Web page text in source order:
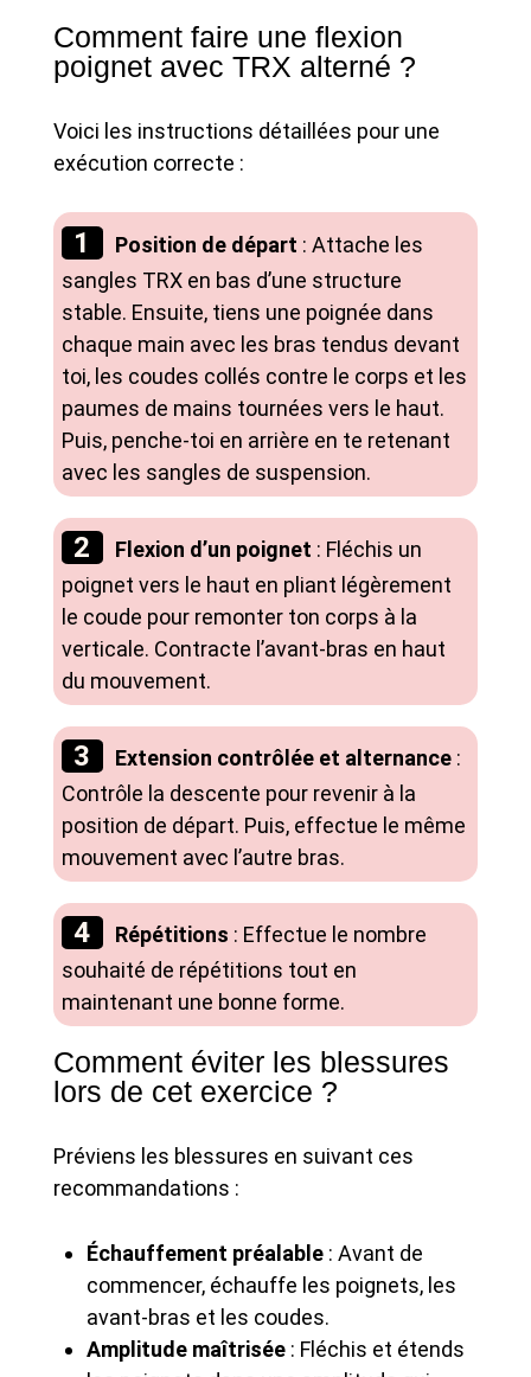
Comment faire une flexion
poignet avec TRX alterné ?
Voici les instructions détaillées pour une
exécution correcte :
Position de départ : Attache les
sangles TRX en bas d’une structure
stable. Ensuite, tiens une poignée dans
chaque main avec les bras tendus devant
toi, les coudes collés contre le corps et les
paumes de mains tournées vers le haut.
Puis, penche-toi en arrière en te retenant
avec les sangles de suspension.
Flexion d’un poignet : Fléchis un
poignet vers le haut en pliant légèrement
le coude pour remonter ton corps à la
verticale. Contracte l’avant-bras en haut
du mouvement.
Extension contrôlée et alternance :
Contrôle la descente pour revenir à la
position de départ. Puis, effectue le même
mouvement avec l’autre bras.
Répétitions : Effectue le nombre
souhaité de répétitions tout en
maintenant une bonne forme.
Comment éviter les blessures
lors de cet exercice ?
Préviens les blessures en suivant ces
recommandations :
Échauffement préalable : Avant de
commencer, échauffe les poignets, les
avant-bras et les coudes.
Amplitude maîtrisée : Fléchis et étends